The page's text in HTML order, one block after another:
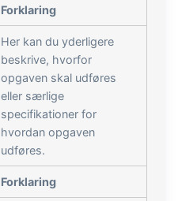
Forklaring
Her kan du yderligere
beskrive, hvorfor
opgaven skal udføres
eller særlige
specifikationer for
hvordan opgaven
udføres.
Forklaring